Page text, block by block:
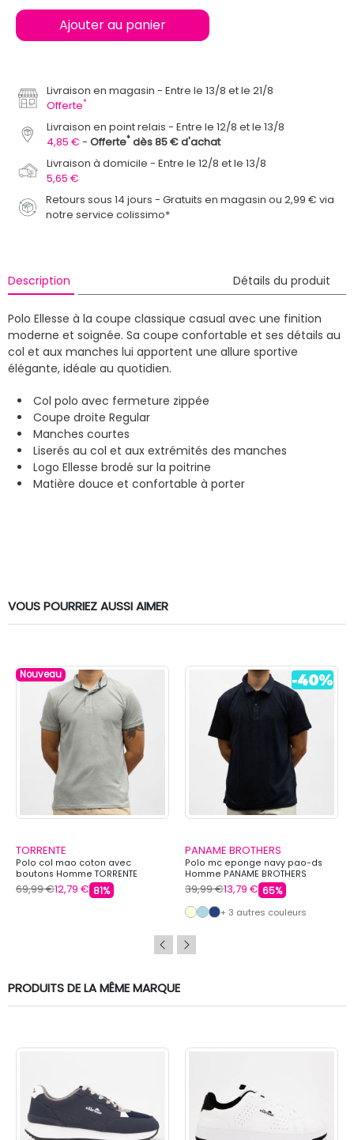
Ajouter au panier
Livraison en magasin
Entre le 13/8 et le 21/8
Offerte*
Livraison en point relais
Entre le 12/8 et le 13/8
4,85 €
Offerte* dès 85 € d'achat
Livraison à domicile
Entre le 12/8 et le 13/8
5,65 €
Retours sous 14 jours - Gratuits en magasin ou 2,99 € via
notre service colissimo*
Description Détails du produit
Polo Ellesse à la coupe classique casual avec une finition
moderne et soignée. Sa coupe confortable et ses détails au
col et aux manches lui apportent une allure sportive
élégante, idéale au quotidien.
Col polo avec fermeture zippée
Coupe droite Regular
Manches courtes
Liserés au col et aux extrémités des manches
Logo Ellesse brodé sur la poitrine
Matière douce et confortable à porter
VOUS POURRIEZ AUSSI AIMER
Nouveau
TORRENTE
Polo col mao coton avec
boutons Homme TORRENTE
69,99 €12,79 € 81%
PANAME BROTHERS
Polo mc eponge navy pao-ds
Homme PANAME BROTHERS
39,99 €13,79 € 65%
+ 3 autres couleurs
PRODUITS DE LA MÊME MARQUE